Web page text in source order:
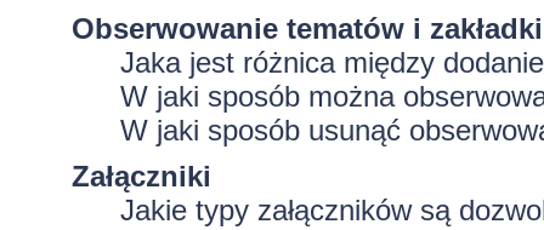
Obserwowanie tematów i zakładki
Jaka jest różnica między
W jaki sposób można
W jaki sposób usunąć
Załączniki
Jakie typy załączników są